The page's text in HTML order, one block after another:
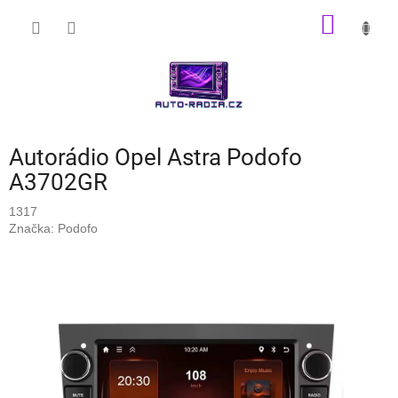
Autorádio Opel Astra Podofo
A3702GR
1317
Značka: Podofo